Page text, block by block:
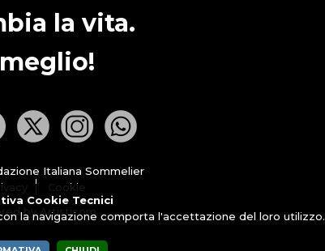
la vita.
Italiana Sommelier
Cookie
by Artisticom
Cookie Tecnici
la navigazione comporta l'accettazione del loro utilizzo.